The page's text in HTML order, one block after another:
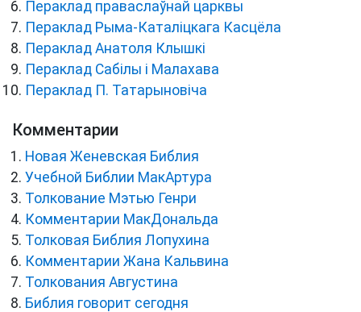
Пераклад праваслаўнай царквы
Пераклад Рыма-Каталіцкага Касцёла
Пераклад Анатоля Клышкi
Пераклад Сабілы і Малахава
Пераклад П. Татарыновіча
Комментарии
Новая Женевская Библия
Учебной Библии МакАртура
Толкование Мэтью Генри
Комментарии МакДональда
Толковая Библия Лопухина
Комментарии Жана Кальвина
Толкования Августина
Библия говорит сегодня